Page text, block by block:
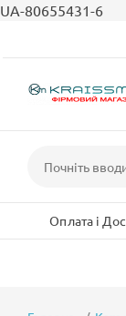
UA-80655431-6
Оплата і